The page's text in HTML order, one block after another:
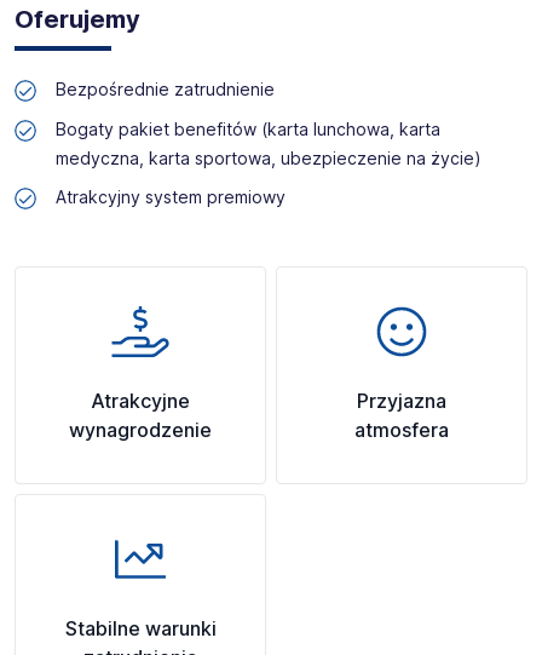
Oferujemy
Bezpośrednie zatrudnienie
Bogaty pakiet benefitów (karta lunchowa, karta
medyczna, karta sportowa, ubezpieczenie na życie)
Atrakcyjny system premiowy
Atrakcyjne
wynagrodzenie
Przyjazna
atmosfera
Stabilne warunki